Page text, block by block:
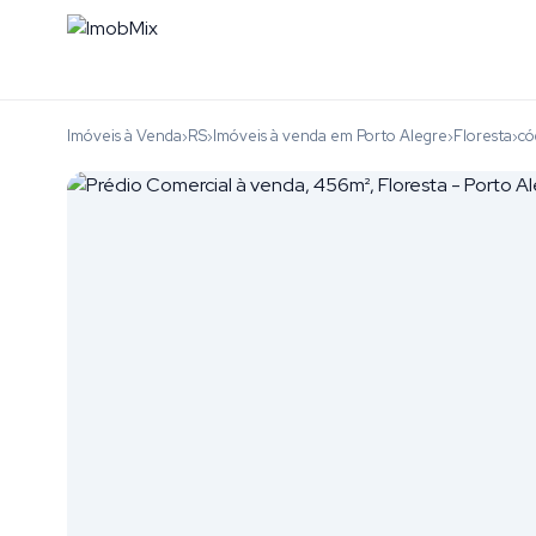
Imóveis à Venda›RS›Imóveis à venda em Porto Alegre›Floresta›